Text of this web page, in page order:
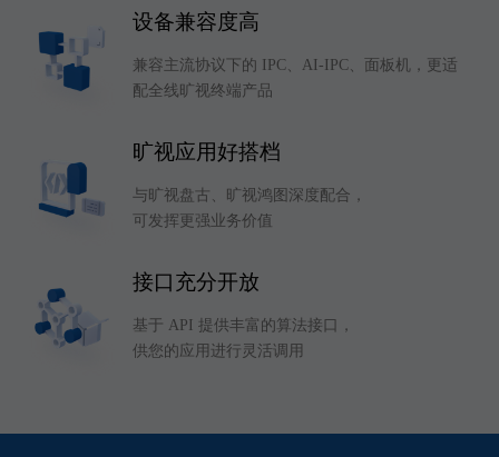
设备兼容度高
兼容主流协议下的 IPC、AI-IPC、面板机，更适
配全线旷视终端产品
旷视应用好搭档
与旷视盘古、旷视鸿图深度配合，
可发挥更强业务价值
接口充分开放
基于 API 提供丰富的算法接口，
供您的应用进行灵活调用